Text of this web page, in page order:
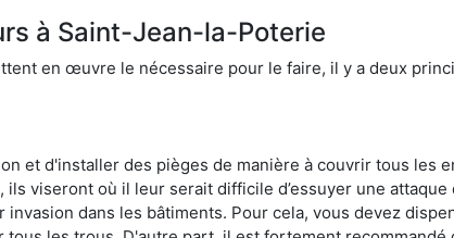
à Saint-Jean-la-Poterie
en œuvre le nécessaire pour le faire, il y a deux
et d'installer des pièges de manière à couvrir tous les
viseront où il leur serait difficile d’essuyer une
dans les bâtiments. Pour cela, vous devez